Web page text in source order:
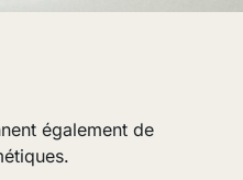
également de